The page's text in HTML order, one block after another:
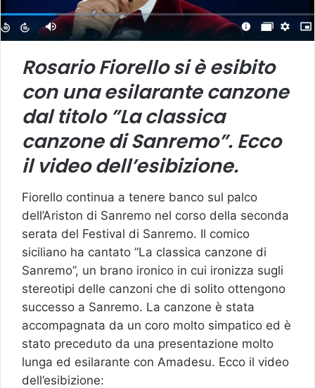
Rosario Fiorello si è esibito
con una esilarante canzone
dal titolo ”La classica
canzone di Sanremo”. Ecco
il video dell’esibizione.
Fiorello continua a tenere banco sul palco
dell’Ariston di Sanremo nel corso della seconda
serata del Festival di Sanremo. Il comico
siciliano ha cantato ”La classica canzone di
Sanremo”, un brano ironico in cui ironizza sugli
stereotipi delle canzoni che di solito ottengono
successo a Sanremo. La canzone è stata
accompagnata da un coro molto simpatico ed è
stato preceduto da una presentazione molto
lunga ed esilarante con Amadesu. Ecco il video
dell’esibizione: